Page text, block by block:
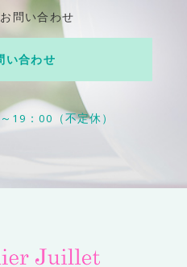
問い合わせ
い合わせ
19：00（不定休）